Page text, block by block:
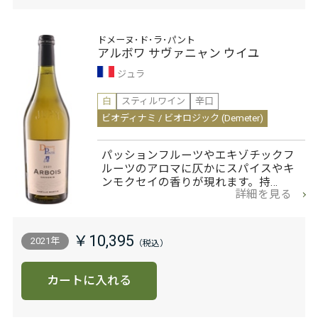
ドメーヌ･ド･ラ･パント
アルボワ サヴァニャン ウイユ
ジュラ
白
スティルワイン
辛口
ビオディナミ / ビオロジック (Demeter)
パッションフルーツやエキゾチックフ
ルーツのアロマに仄かにスパイスやキ
ンモクセイの香りが現れます。持…
詳細を見る
2021年 ￥10,395
カートに入れる